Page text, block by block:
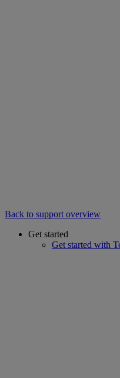
Back to support overview
Get started
Get started with